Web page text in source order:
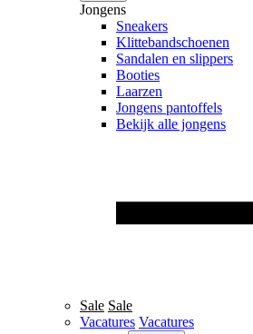
Jongens
Sneakers
Klittebandschoenen
Sandalen en slippers
Booties
Laarzen
Jongens pantoffels
Bekijk alle jongens
Sale Sale
Vacatures Vacatures